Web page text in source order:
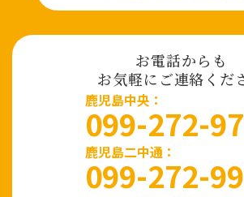
お電話からも
お気軽にご連絡くだ
⿅児島中央：
099-272-
鹿児島二中通：
099-272-